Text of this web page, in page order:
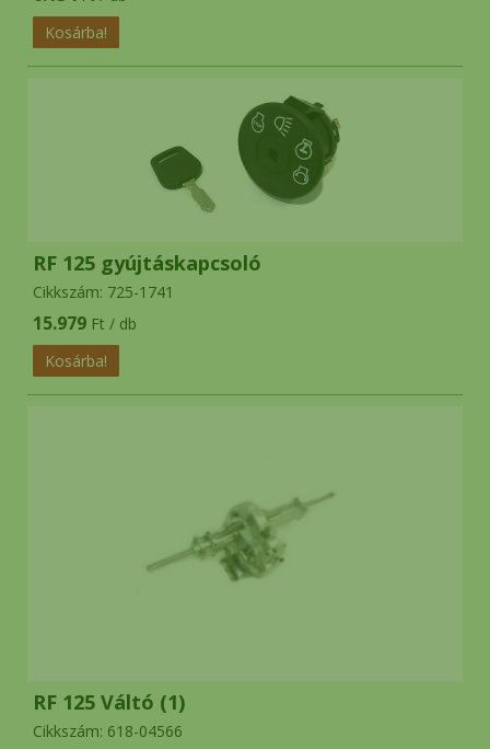
RF 125 gyújtáskapcsoló
Cikkszám: 725-1741
15.979 Ft / db
RF 125 Váltó (1)
Cikkszám: 618-04566